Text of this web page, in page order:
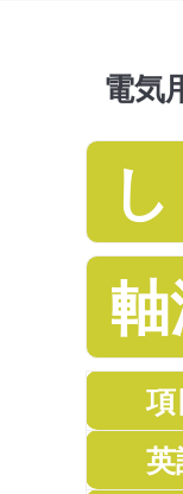
電気
し
項